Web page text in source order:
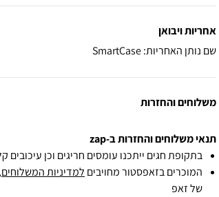
אחריות ויבואן
שם נותן האחריות: SmartCase
משלוחים והחזרות
תנאי משלוחים והחזרות ב-zap
בתקופת חגים ייתכנו עומסים חריגים וכן
המוכרים בזאפסטור מחויבים למדיניות המשלוחים
של זאפ